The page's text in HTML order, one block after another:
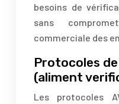
besoins de
sans
commerciale des
Protocoles
(aliment
Les protocoles